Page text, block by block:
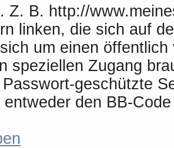
Z. B. http://
linken, die sich auf
um einen
speziellen Zugang
geschützte
entweder den BB-